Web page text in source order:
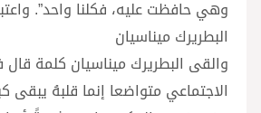
وهي حافظت عليه، فكلنا واحد”.
البطريرك ميناسيان
والقى البطريرك ميناسيان كلمة
الاجتماعي متواضعا إنما قلبهُ يبقى